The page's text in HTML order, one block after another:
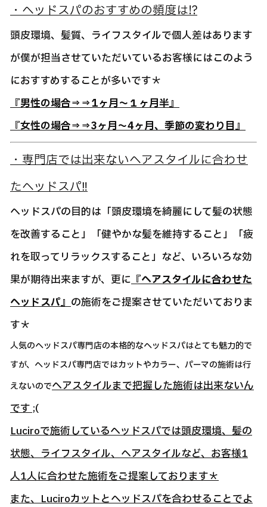
・ヘッドスパのおすすめの頻度は!?
頭皮環境、髪質、ライフスタイルで個人差はあります
が僕が担当させていただいているお客様にはこのよう
におすすめすることが多いです＊
『男性の場合⇒⇒1ヶ月～１ヶ月半』
『女性の場合⇒⇒3ヶ月～4ヶ月、季節の変わり目』
・専門店では出来ないヘアスタイルに合わせ
たヘッドスパ‼
ヘッドスパの目的は「頭皮環境を綺麗にして髪の状態
を改善すること」「健やかな髪を維持すること」「疲
れを取ってリラックスすること」など、いろいろな効
果が期待出来ますが、更に『ヘアスタイルに合わせた
ヘッドスパ』の施術をご提案させていただいておりま
す＊
人気のヘッドスパ専門店の本格的なヘッドスパはとても魅力的で
すが、ヘッドスパ専門店ではカットやカラー、パーマの施術は行
えないのでヘアスタイルまで把握した施術は出来ないん
です ;(
Luciroで施術しているヘッドスパでは頭皮環境、髪の
状態、ライフスタイル、ヘアスタイルなど、お客様1
人1人に合わせた施術をご提案しております＊
また、Luciroカットとヘッドスパを合わせることでよ